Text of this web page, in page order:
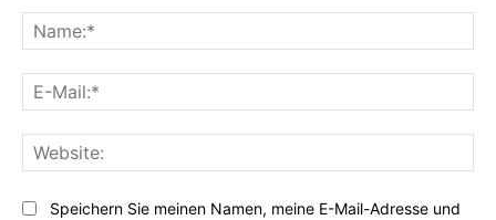
Speichern Sie meinen Namen, meine E-Mail-Adresse und